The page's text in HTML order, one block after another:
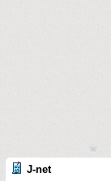
J-net